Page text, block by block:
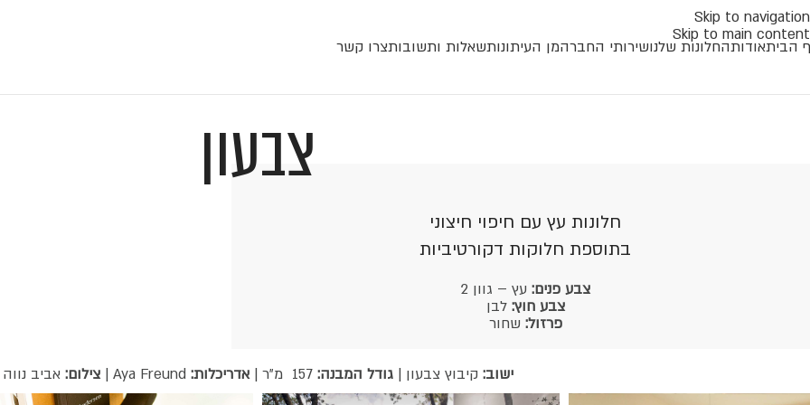
Skip to navigation
Skip to main content
הביתאודותהחלונות שלנושירותי החברהמן העיתונותשאלות ותשובותצרו קשר
צבעון
חלונות עץ עם חיפוי חיצוני
בתוספת חלוקות דקורטיביות
צבע פנים: עץ – גוון 2
צבע חוץ:לבן
פרזול: שחור
ישוב: קיבוץ צבעון |גודל המבנה:157 מ"ר | אדריכלות: Aya Freund | צילום:אביב נווה